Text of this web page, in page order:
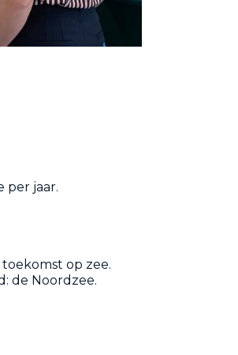
per jaar.
op zee.
de Noordzee.